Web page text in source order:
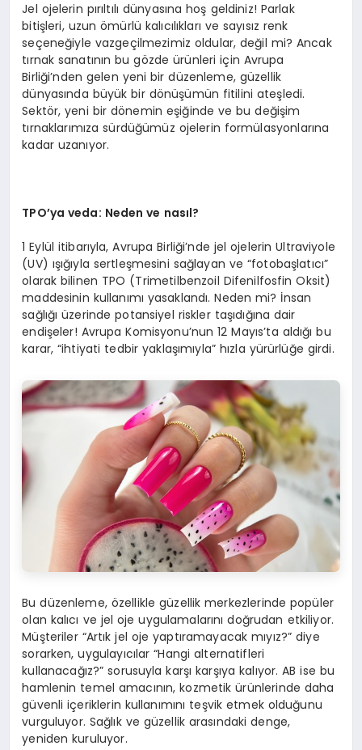
Jel ojelerin pırıltılı dünyasına hoş geldiniz! Parlak
bitişleri, uzun ömürlü kalıcılıkları ve sayısız renk
seçeneğiyle vazgeçilmezimiz oldular, değil mi? Ancak
tırnak sanatının bu gözde ürünleri için Avrupa
Birliği’nden gelen yeni bir düzenleme, güzellik
dünyasında büyük bir dönüşümün fitilini ateşledi.
Sektör, yeni bir dönemin eşiğinde ve bu değişim
tırnaklarımıza sürdüğümüz ojelerin formülasyonlarına
kadar uzanıyor.
TPO’ya veda: Neden ve nasıl?
1 Eylül itibarıyla, Avrupa Birliği’nde jel ojelerin Ultraviyole
(UV) ışığıyla sertleşmesini sağlayan ve “fotobaşlatıcı”
olarak bilinen TPO (Trimetilbenzoil Difenilfosfin Oksit)
maddesinin kullanımı yasaklandı. Neden mi? İnsan
sağlığı üzerinde potansiyel riskler taşıdığına dair
endişeler! Avrupa Komisyonu’nun 12 Mayıs’ta aldığı bu
karar, “ihtiyati tedbir yaklaşımıyla” hızla yürürlüğe girdi.
Bu düzenleme, özellikle güzellik merkezlerinde popüler
olan kalıcı ve jel oje uygulamalarını doğrudan etkiliyor.
Müşteriler “Artık jel oje yaptıramayacak mıyız?” diye
sorarken, uygulayıcılar “Hangi alternatifleri
kullanacağız?” sorusuyla karşı karşıya kalıyor. AB ise bu
hamlenin temel amacının, kozmetik ürünlerinde daha
güvenli içeriklerin kullanımını teşvik etmek olduğunu
vurguluyor. Sağlık ve güzellik arasındaki denge,
yeniden kuruluyor.